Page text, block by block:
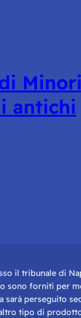
Minori
antichi
il tribunale di
sono forniti per
perseguito
tipo di